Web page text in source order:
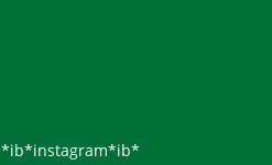
*ib*instagram*ib*